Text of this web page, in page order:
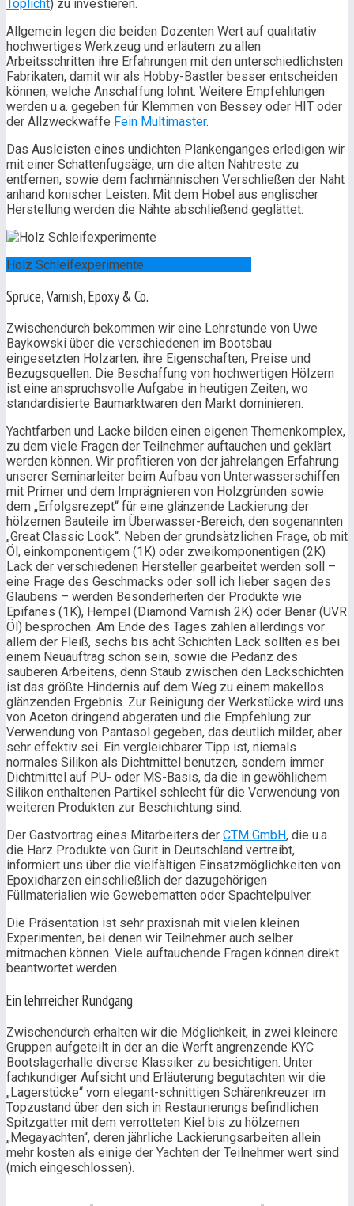
Toplicht) zu investieren.
Allgemein legen die beiden Dozenten Wert auf qualitativ
hochwertiges Werkzeug und erläutern zu allen
Arbeitsschritten ihre Erfahrungen mit den unterschiedlichsten
Fabrikaten, damit wir als Hobby-Bastler besser entscheiden
können, welche Anschaffung lohnt. Weitere Empfehlungen
werden u.a. gegeben für Klemmen von Bessey oder HIT oder
der Allzweckwaffe Fein Multimaster.
Das Ausleisten eines undichten Plankenganges erledigen wir
mit einer Schattenfugsäge, um die alten Nahtreste zu
entfernen, sowie dem fachmännischen Verschließen der Naht
anhand konischer Leisten. Mit dem Hobel aus englischer
Herstellung werden die Nähte abschließend geglättet.
Holz Schleifexperimente
Spruce, Varnish, Epoxy & Co.
Zwischendurch bekommen wir eine Lehrstunde von Uwe
Baykowski über die verschiedenen im Bootsbau
eingesetzten Holzarten, ihre Eigenschaften, Preise und
Bezugsquellen. Die Beschaffung von hochwertigen Hölzern
ist eine anspruchsvolle Aufgabe in heutigen Zeiten, wo
standardisierte Baumarktwaren den Markt dominieren.
Yachtfarben und Lacke bilden einen eigenen Themenkomplex,
zu dem viele Fragen der Teilnehmer auftauchen und geklärt
werden können. Wir profitieren von der jahrelangen Erfahrung
unserer Seminarleiter beim Aufbau von Unterwasserschiffen
mit Primer und dem Imprägnieren von Holzgründen sowie
dem „Erfolgsrezept“ für eine glänzende Lackierung der
hölzernen Bauteile im Überwasser-Bereich, den sogenannten
„Great Classic Look“. Neben der grundsätzlichen Frage, ob mit
Öl, einkomponentigem (1K) oder zweikomponentigen (2K)
Lack der verschiedenen Hersteller gearbeitet werden soll –
eine Frage des Geschmacks oder soll ich lieber sagen des
Glaubens – werden Besonderheiten der Produkte wie
Epifanes (1K), Hempel (Diamond Varnish 2K) oder Benar (UVR
Öl) besprochen. Am Ende des Tages zählen allerdings vor
allem der Fleiß, sechs bis acht Schichten Lack sollten es bei
einem Neuauftrag schon sein, sowie die Pedanz des
sauberen Arbeitens, denn Staub zwischen den Lackschichten
ist das größte Hindernis auf dem Weg zu einem makellos
glänzenden Ergebnis. Zur Reinigung der Werkstücke wird uns
von Aceton dringend abgeraten und die Empfehlung zur
Verwendung von Pantasol gegeben, das deutlich milder, aber
sehr effektiv sei. Ein vergleichbarer Tipp ist, niemals
normales Silikon als Dichtmittel benutzen, sondern immer
Dichtmittel auf PU- oder MS-Basis, da die in gewöhlichem
Silikon enthaltenen Partikel schlecht für die Verwendung von
weiteren Produkten zur Beschichtung sind.
Der Gastvortrag eines Mitarbeiters der CTM GmbH, die u.a.
die Harz Produkte von Gurit in Deutschland vertreibt,
informiert uns über die vielfältigen Einsatzmöglichkeiten von
Epoxidharzen einschließlich der dazugehörigen
Füllmaterialien wie Gewebematten oder Spachtelpulver.
Die Präsentation ist sehr praxisnah mit vielen kleinen
Experimenten, bei denen wir Teilnehmer auch selber
mitmachen können. Viele auftauchende Fragen können direkt
beantwortet werden.
Ein lehrreicher Rundgang
Zwischendurch erhalten wir die Möglichkeit, in zwei kleinere
Gruppen aufgeteilt in der an die Werft angrenzende KYC
Bootslagerhalle diverse Klassiker zu besichtigen. Unter
fachkundiger Aufsicht und Erläuterung begutachten wir die
„Lagerstücke“ vom elegant-schnittigen Schärenkreuzer im
Topzustand über den sich in Restaurierungs befindlichen
Spitzgatter mit dem verrotteten Kiel bis zu hölzernen
„Megayachten“, deren jährliche Lackierungsarbeiten allein
mehr kosten als einige der Yachten der Teilnehmer wert sind
(mich eingeschlossen).